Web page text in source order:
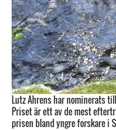
Lutz Ahrens har nominerats
Priset är ett av de mest
prisen bland yngre forskare i